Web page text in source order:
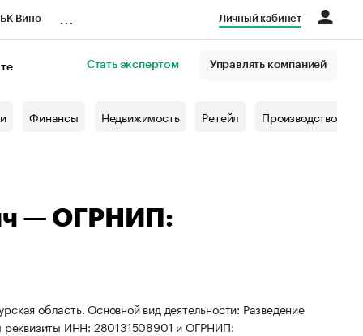
Вино Личный кабинет
Стать экспертом Управлять компанией
Финансы Недвижимость Ретейл Производство
— ОГРНИП:
область. Основной вид деятельности: Разведение
реквизиты ИНН: 280131508901 и ОГРНИП: